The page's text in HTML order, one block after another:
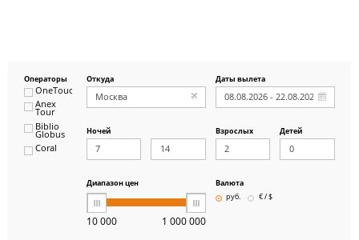
Операторы
OneTouch&Travel
Anex
Tour
Biblio
Globus
Coral
Откуда Даты вылета
Ночей Взрослых Детей
Диапазон цен
10 000 1 000 000
Валюта
руб.
€ / $